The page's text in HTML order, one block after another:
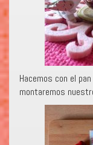
Hacemos con el
montaremos